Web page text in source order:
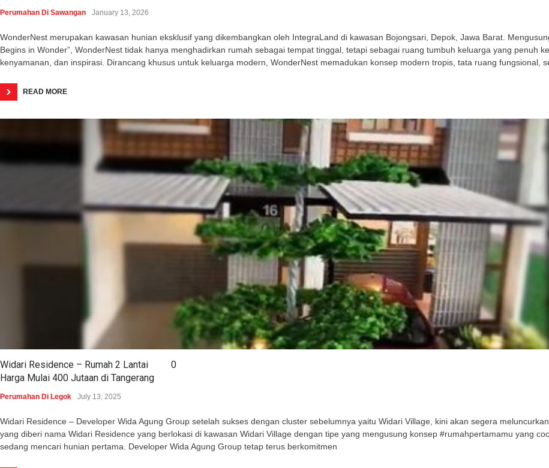
Perumahan Di Sawangan January 13, 2026
WonderNest merupakan kawasan hunian eksklusif yang dikembangkan oleh IntegraLand di kawasan Bojongsari, Depok, Jawa Barat.
Begins in Wonder”, WonderNest tidak hanya menghadirkan rumah sebagai tempat tinggal, tetapi sebagai ruang tumbuh keluarga yang penuh
kenyamanan, dan inspirasi. Dirancang khusus untuk keluarga modern, WonderNest memadukan konsep modern tropis, tata ruang fungsional,
READ MORE
Widari Residence – Rumah 2 Lantai
Harga Mulai 400 Jutaan di Tangerang
0
Perumahan Di Legok July 13, 2025
Widari Residence – Developer Wida Agung Group setelah sukses dengan cluster sebelumnya yaitu Widari Village, kini akan segera
yang diberi nama Widari Residence yang berlokasi di kawasan Widari Village dengan tipe yang mengusung konsep #rumahpertamamu yang
sedang mencari hunian pertama. Developer Wida Agung Group tetap terus berkomitmen